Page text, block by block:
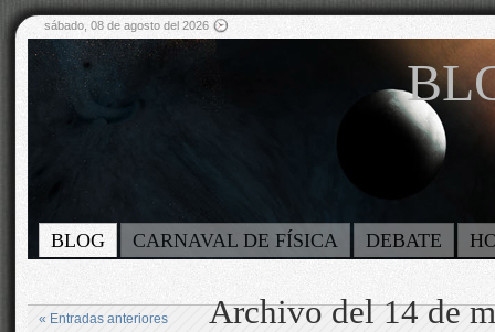
sábado, 08 de agosto del 2026
BLOG CARNAVAL DE FÍSICA DEBATE
Archivo del 14 de
« Entradas anteriores